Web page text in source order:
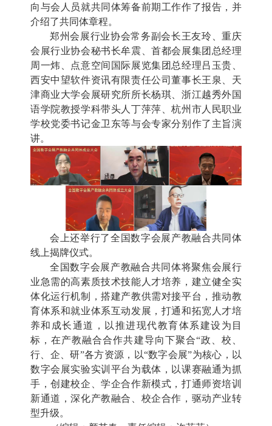
向与会人员就共同体筹备前期工作作了报告，并
介绍了共同体章程。
郑州会展行业协会常务副会长王友玲、重庆
会展行业协会秘书长牟震、首都会展集团总经理
周一炜、点意空间国际展览集团总经理吕玉贵、
西安中望软件资讯有限责任公司董事长王泉、天
津商业大学会展研究所所长杨琪、浙江越秀外国
语学院教授学科带头人丁萍萍、杭州市人民职业
学校党委书记金卫东等与会专家分别作了主旨演
讲。
会上还举行了全国数字会展产教融合共同体
线上揭牌仪式。
全国数字会展产教融合共同体将聚焦会展行
业急需的高素质技术技能人才培养，建立健全实
体化运行机制，搭建产教供需对接平台，推动教
育体系和就业体系互动发展，打通和拓宽人才培
养和成长通道，以推进现代教育体系建设为目
标，在产教融合合作共建导向下聚合“政、校、
行、企、研”各方资源，以“数字会展”为核心，以
数字会展实验实训平台为载体，以课赛融通为抓
手，创建校企、学企合作新模式，打通师资培训
新通道，深化产教融合、校企合作，驱动产业转
型升级。